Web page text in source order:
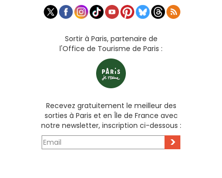
Sortir à Paris, partenaire de
l'Office de Tourisme de Paris :
Recevez gratuitement le meilleur des
sorties à Paris et en Île de France avec
notre newsletter, inscription ci-dessous :
>